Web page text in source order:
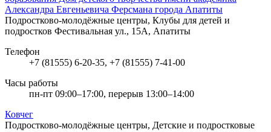
Александра Евгеньевича Ферсмана города Апатиты
Подростково-молодёжные центры, Клубы для детей и
подростков Фестивальная ул., 15А, Апатиты
Телефон
+7 (81555) 6-20-35, +7 (81555) 7-41-00
Часы работы
пн-пт 09:00–17:00, перерыв 13:00–14:00
Ковчег
Подростково-молодёжные центры, Детские и подростковые